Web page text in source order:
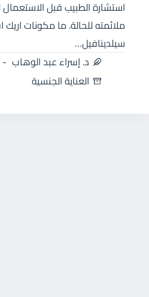
استشارة الطبيب قبل
ملائمته للحالة. ما مكونات
سيلدينافيل…
د. إسراء عبد الوهاب
العناية الجنسية